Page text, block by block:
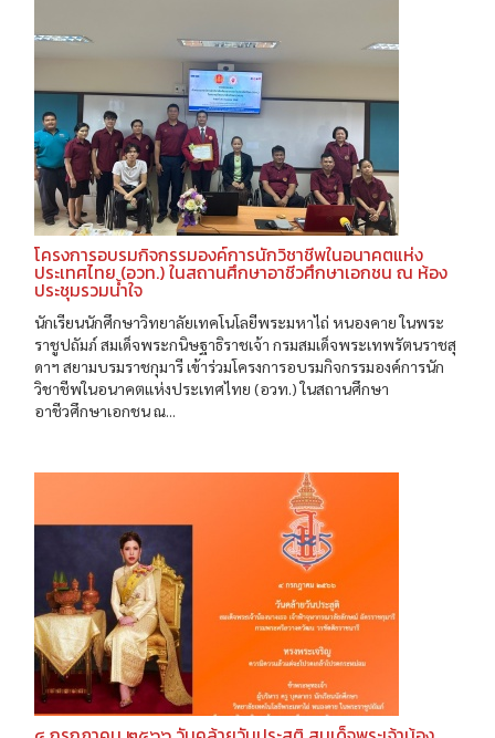
โครงการอบรมกิจกรรมองค์การนักวิชาชีพในอนาคตแห่ง
ประเทศไทย (อวท.) ในสถานศึกษาอาชีวศึกษาเอกชน ณ ห้อง
ประชุมรวมน้ำใจ
นักเรียนนักศึกษาวิทยาลัยเทคโนโลยีพระมหาไถ่ หนองคาย ในพระ
ราชูปถัมภ์ สมเด็จพระกนิษฐาธิราชเจ้า กรมสมเด็จพระเทพรัตนราชสุ
ดาฯ สยามบรมราชกุมารี เข้าร่วมโครงการอบรมกิจกรรมองค์การนัก
วิชาชีพในอนาคตแห่งประเทศไทย (อวท.) ในสถานศึกษา
อาชีวศึกษาเอกชน ณ...